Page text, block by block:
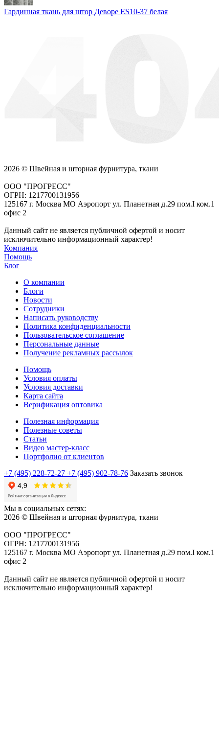
Гардинная ткань для штор Деворе ES10-37 белая
2026 © Швейная и шторная фурнитура, ткани
ООО "ПРОГРЕСС"
ОГРН: 1217700131956
125167 г. Москва МО Аэропорт ул. Планетная д.29 пом.I ком.1
офис 2
Данный сайт не является публичной офертой и носит
исключительно информационный характер!
Компания
Помощь
Блог
О компании
Блоги
Новости
Сотрудники
Написать руководству
Политика конфиденциальности
Пользовательское соглашение
Персональные данные
Получение рекламных рассылок
Помощь
Условия оплаты
Условия доставки
Карта сайта
Верификация оптовика
Полезная информация
Полезные советы
Статьи
Видео мастер-класс
Портфолио от клиентов
+7 (495) 228-72-27 +7 (495) 902-78-76 Заказать звонок
Мы в социальных сетях:
2026 © Швейная и шторная фурнитура, ткани
ООО "ПРОГРЕСС"
ОГРН: 1217700131956
125167 г. Москва МО Аэропорт ул. Планетная д.29 пом.I ком.1
офис 2
Данный сайт не является публичной офертой и носит
исключительно информационный характер!